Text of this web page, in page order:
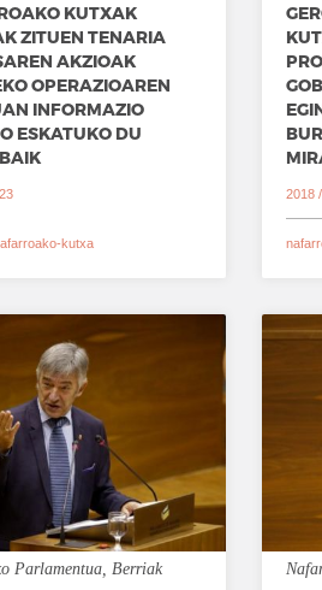
KUTXAK
ZITUEN TENARIA
AKZIOAK
OPERAZIOAREN
INFORMAZIO
ESKATUKO DU
kutxa
Parlamentua Berriak
2018